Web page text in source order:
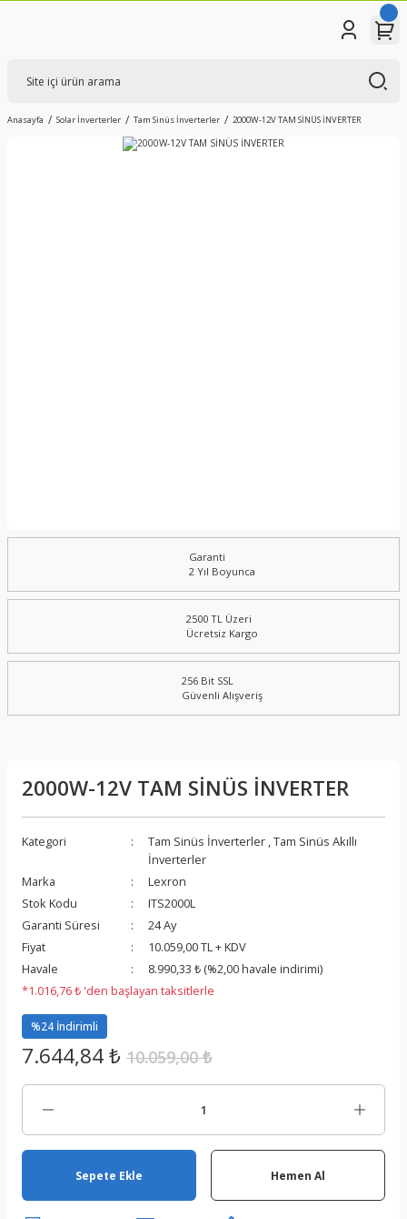
Anasayfa Solar İnverterler Tam Sinüs İnverterler 2000W-12V TAM SİNÜS İNVERTER
Garanti
2 Yıl Boyunca
2500 TL Üzeri
Ücretsiz Kargo
256 Bit SSL
Güvenli Alışveriş
2000W-12V TAM SİNÜS İNVERTER
Kategori Tam Sinüs İnverterler ,Tam Sinüs Akıllı
İnverterler
Marka
Lexron
Stok Kodu
ITS2000L
Garanti Süresi
24 Ay
Fiyat
10.059,00 TL + KDV
Havale
8.990,33 ₺ (%2,00 havale indirimi)
*1.016,76 ₺ 'den başlayan taksitlerle
%24 İndirimli
7.644,84 ₺ 10.059,00 ₺
Sepete Ekle Hemen Al